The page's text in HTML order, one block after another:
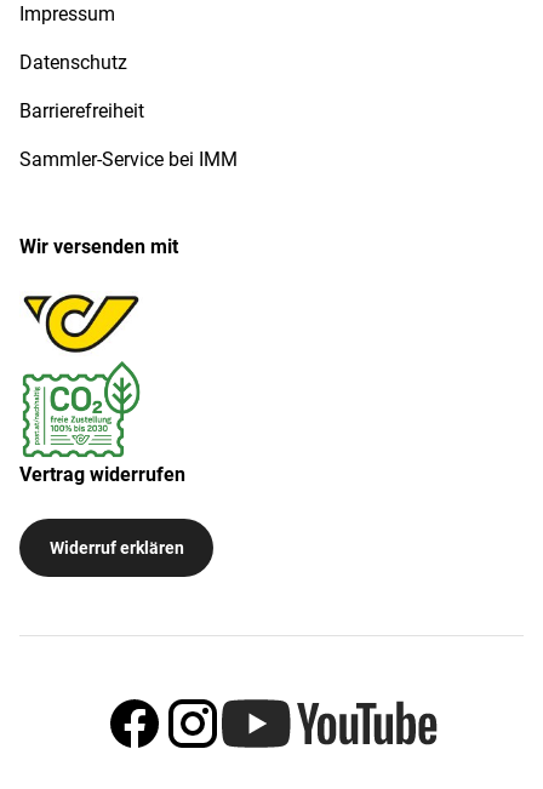
Impressum
Datenschutz
Barrierefreiheit
Sammler-Service bei IMM
Wir versenden mit
Vertrag widerrufen
Widerruf erklären